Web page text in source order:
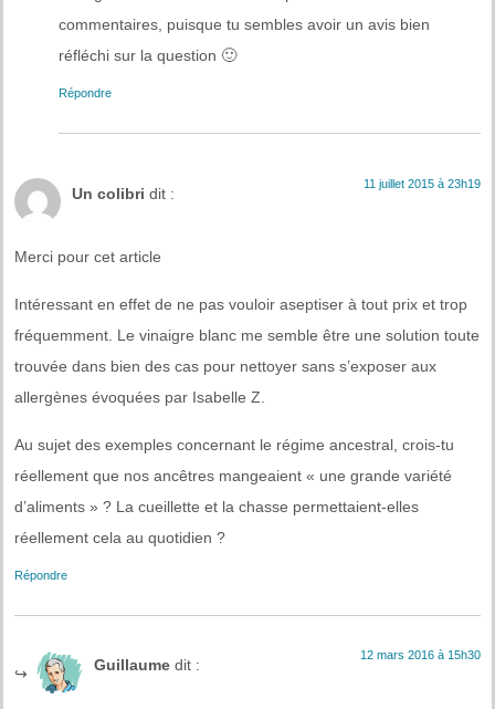
commentaires, puisque tu sembles avoir un avis bien
réfléchi sur la question 🙂
Répondre
Un colibri dit :
11 juillet 2015 à 23h19
Merci pour cet article
Intéressant en effet de ne pas vouloir aseptiser à tout prix et trop
fréquemment. Le vinaigre blanc me semble être une solution toute
trouvée dans bien des cas pour nettoyer sans s’exposer aux
allergènes évoquées par Isabelle Z.
Au sujet des exemples concernant le régime ancestral, crois-tu
réellement que nos ancêtres mangeaient « une grande variété
d’aliments » ? La cueillette et la chasse permettaient-elles
réellement cela au quotidien ?
Répondre
Guillaume dit :
12 mars 2016 à 15h30